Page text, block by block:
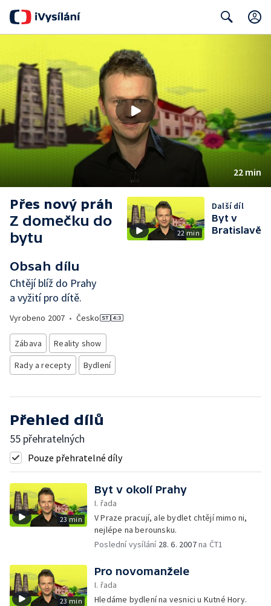
22 min
Přes nový práh
Z domečku do
bytu
Obsah dílu
Chtějí blíž do Prahy
a vyžití pro dítě.
Vyrobeno 2007 • Česko
Zábava
Reality show
Rady a recepty
Bydlení
22 min
Další díl
Byt v
Bratislavě
Přehled dílů
55 přehratelných
Pouze přehratelné díly
23 min
Byt v okolí Prahy
I. řada
V Praze pracují, ale bydlet chtějí mimo ni,
nejlépe na berounsku.
Poslední vysílání 28. 6. 2007na ČT1
23 min
Pro novomanžele
I. řada
Hledáme bydlení na vesnici u Kutné Hory.